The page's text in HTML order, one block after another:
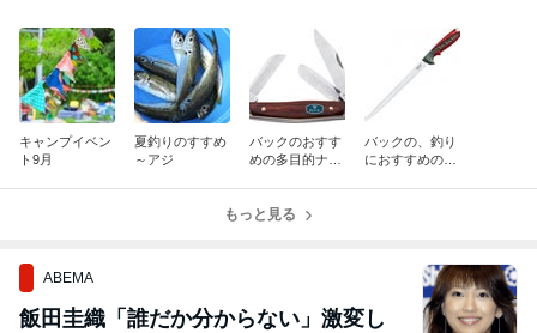
キャンプイベン
ト9月
夏釣りのすすめ
～アジ
バックのおすす
めの多目的ナイ
バックの、釣り
におすすめのア
もっと見る
ABEMA
飯田圭織「誰だか分からない」激変し